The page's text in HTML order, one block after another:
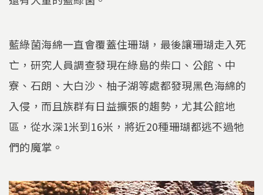
藍綠菌海綿一直會覆蓋住珊瑚，最後讓珊瑚走入死
亡，研究人員調查發現在綠島的柴口、公館、中
寮、石朗、大白沙、柚子湖等處都發現黑色海綿的
入侵，而且族群有日益擴張的趨勢，尤其公館地
區，從水深1米到16米，將近20種珊瑚都逃不過牠
們的魔掌。